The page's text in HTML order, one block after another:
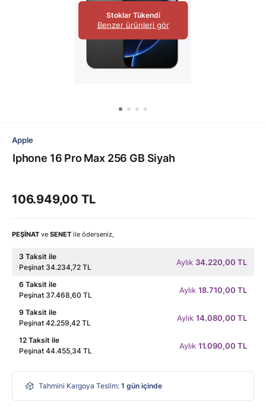
Stoklar Tükendi
Benzer ürünleri gör
Apple
Iphone 16 Pro Max 256 GB Siyah
106.949,00 TL
PEŞİNAT ve SENET ile öderseniz,
3 Taksit ile
Peşinat 34.234,72 TL
Aylık 34.220,00 TL
6 Taksit ile
Peşinat 37.468,60 TL
Aylık 18.710,00 TL
9 Taksit ile
Peşinat 42.259,42 TL
Aylık 14.080,00 TL
12 Taksit ile
Peşinat 44.455,34 TL
Aylık 11.090,00 TL
Tahmini Kargoya Teslim: 1 gün içinde